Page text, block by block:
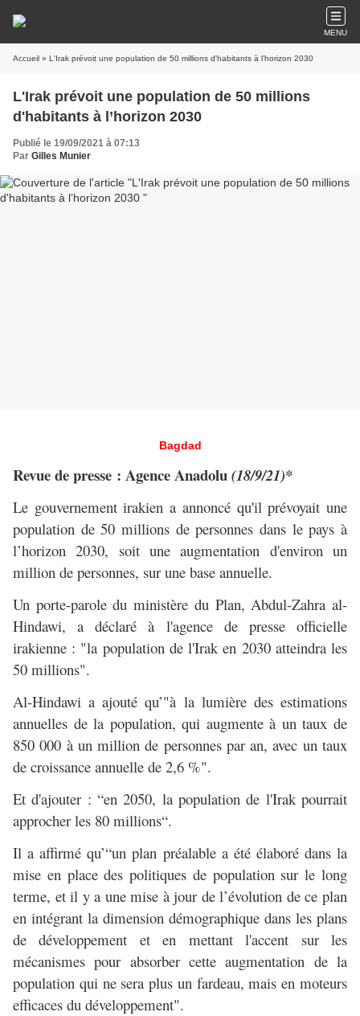
MENU
Accueil » L'Irak prévoit une population de 50 millions d'habitants à l’horizon 2030
L'Irak prévoit une population de 50 millions
d'habitants à l’horizon 2030
Publié le 19/09/2021 à 07:13
Par Gilles Munier
Bagdad
Revue de presse : Agence Anadolu(18/9/21)*
Le gouvernement irakien a annoncé qu'il prévoyait une
population de 50 millions de personnes dans le pays à
l’horizon 2030, soit une augmentation d'environ un
million de personnes, sur une base annuelle.
Un porte-parole du ministère du Plan, Abdul-Zahra al-
Hindawi, a déclaré à l'agence de presse officielle
irakienne : "la population de l'Irak en 2030 atteindra les
50 millions".
Al-Hindawi a ajouté qu’"à la lumière des estimations
annuelles de la population, qui augmente à un taux de
850 000 à un million de personnes par an, avec un taux
de croissance annuelle de 2,6 %".
Et d'ajouter : “en 2050, la population de l'Irak pourrait
approcher les 80 millions“.
Il a affirmé qu’“un plan préalable a été élaboré dans la
mise en place des politiques de population sur le long
terme, et il y a une mise à jour de l’évolution de ce plan
en intégrant la dimension démographique dans les plans
de développement et en mettant l'accent sur les
mécanismes pour absorber cette augmentation de la
population qui ne sera plus un fardeau, mais en moteurs
efficaces du développement".